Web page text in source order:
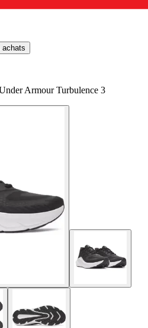
achats
Armour Turbulence 3